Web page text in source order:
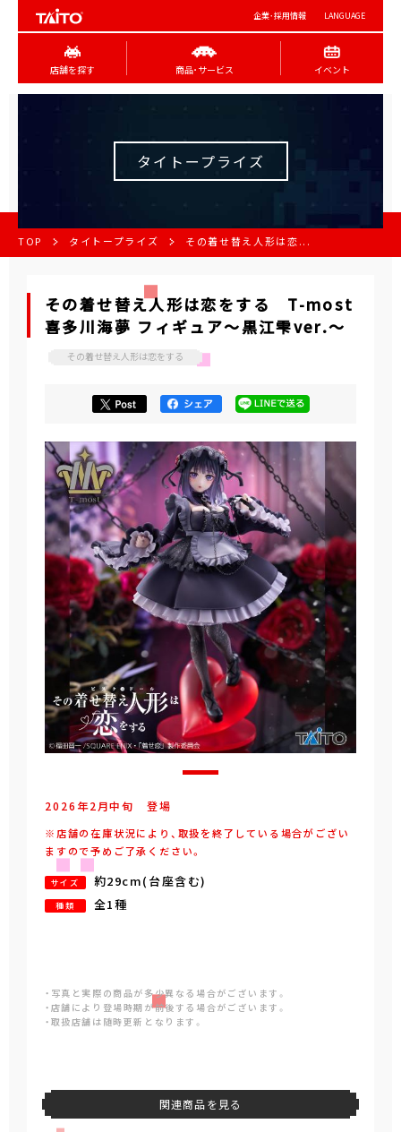
企業･採用情報 LANGUAGE
店舗を探す 商品･サービス イベント
タイトープライズ
TOP タイトープライズ その着せ替え人形は恋...
その着せ替え人形は恋をする T-most
喜多川海夢 フィギュア～黒江雫ver.～
その着せ替え人形は恋をする
2026年2月中旬 登場
※店舗の在庫状況により、取扱を終了している場合がござい
ますので予めご了承ください。
サイズ 約29cm(台座含む)
種類 全1種
・写真と実際の商品が多少異なる場合がございます。
・店舗により登場時期が前後する場合がございます。
・取扱店舗は随時更新となります。
関連商品を見る